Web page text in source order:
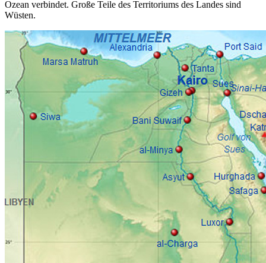
Ozean verbindet. Große Teile des Territoriums des Landes sind
Wüsten.